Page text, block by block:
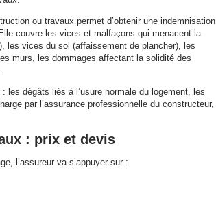
ou travaux permet d’obtenir une indemnisation
couvre les vices et malfaçons qui menacent la
les vices du sol (affaissement de plancher), les
murs, les dommages affectant la solidité des
les dégâts liés à l’usure normale du logement, les
par l’assurance professionnelle du constructeur,
: prix et devis
l’assureur va s’appuyer sur :